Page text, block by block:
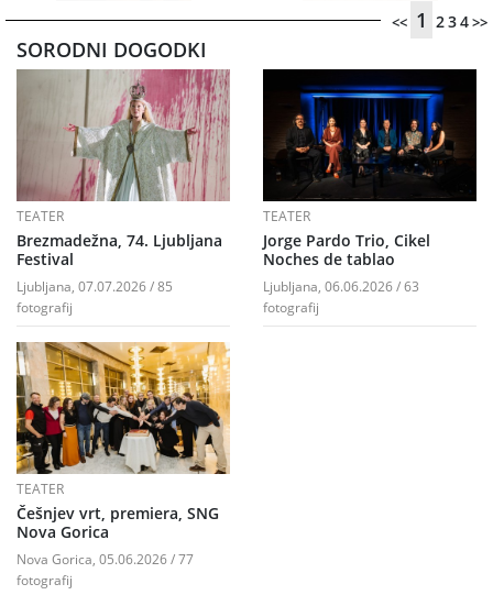
<< 1 234>>
SORODNI DOGODKI
TEATER
Brezmadežna, 74. Ljubljana
Festival
Ljubljana, 07.07.2026 / 85
fotografij
TEATER
Jorge Pardo Trio, Cikel
Noches de tablao
Ljubljana, 06.06.2026 / 63
fotografij
TEATER
Češnjev vrt, premiera, SNG
Nova Gorica
Nova Gorica, 05.06.2026 / 77
fotografij